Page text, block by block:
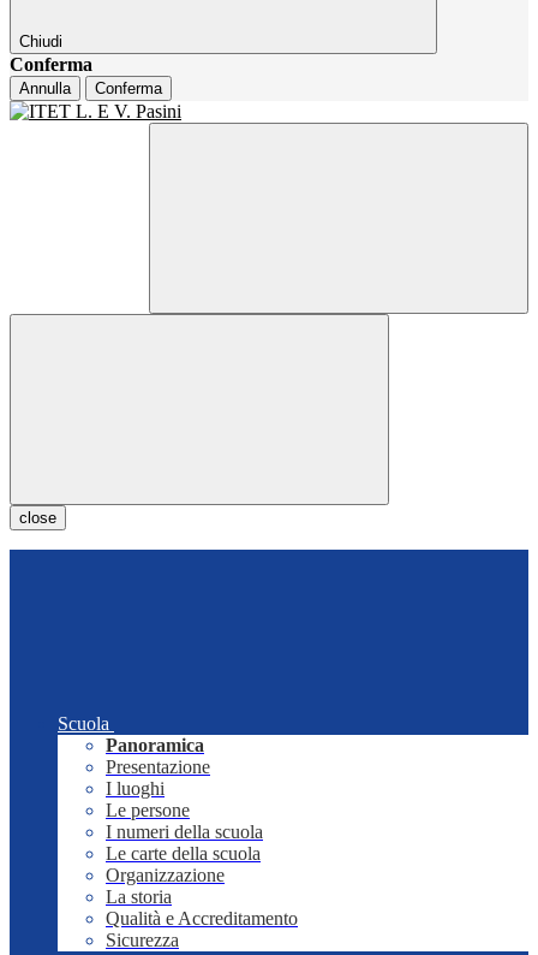
Chiudi
Conferma
Annulla Conferma
close
Scuola
Panoramica
Presentazione
I luoghi
Le persone
I numeri della scuola
Le carte della scuola
Organizzazione
La storia
Qualità e Accreditamento
Sicurezza